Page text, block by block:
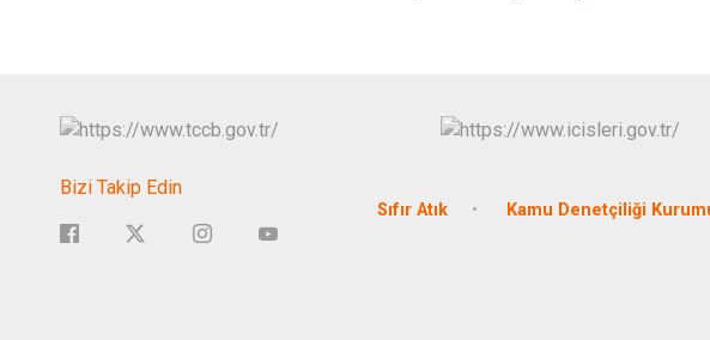
Bizi Takip Edin
Sıfır Atık Kamu Denetçiliği